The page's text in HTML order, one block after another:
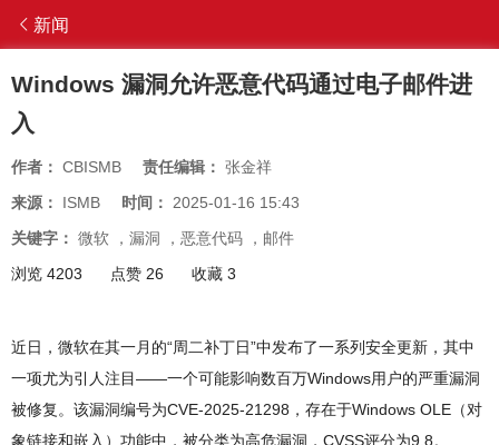
新闻
Windows 漏洞允许恶意代码通过电子邮件进
入
作者： CBISMB 责任编辑： 张金祥
来源： ISMB 时间： 2025-01-16 15:43
关键字： 微软 ， 漏洞 ， 恶意代码 ， 邮件
浏览 4203
点赞 26 收藏 3
近日，微软在其一月的“周二补丁日”中发布了一系列安全更新，其中
一项尤为引人注目——一个可能影响数百万Windows用户的严重漏洞
被修复。该漏洞编号为CVE-2025-21298，存在于Windows OLE（对
象链接和嵌入）功能中，被分类为高危漏洞，CVSS评分为9.8。